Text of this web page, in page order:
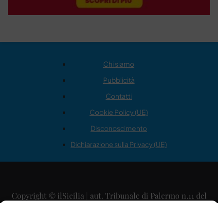
Chi siamo
Pubblicità
Contatti
Cookie Policy (UE)
Disconoscimento
Dichiarazione sulla Privacy (UE)
Copyright © ilSicilia | aut. Tribunale di Palermo n.11 del